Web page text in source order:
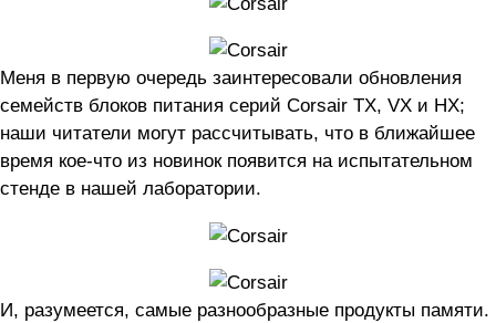
Меня в первую очередь заинтересовали обновления
семейств блоков питания серий Corsair TX, VX и HX;
наши читатели могут рассчитывать, что в ближайшее
время кое-что из новинок появится на испытательном
стенде в нашей лаборатории.
И, разумеется, самые разнообразные продукты памяти.